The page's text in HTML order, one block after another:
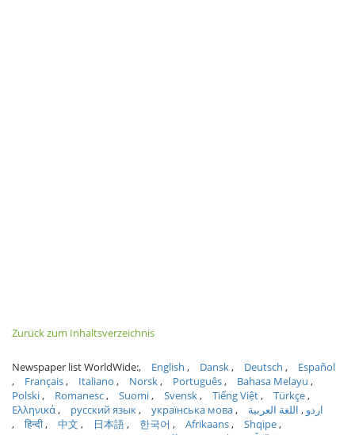
Zurück zum Inhaltsverzeichnis
Newspaper list WorldWide: English Dansk Deutsch
Español
Français
Italiano Norsk Português
Bahasa Melayu
Polski
Romanesc Suomi Svensk Tiếng Việt
Türkçe
Ελληνικά
русский язык українська мова اردو
اللغة العربية
हिन्दी
中文 日本語 한국어 Afrikaans
Shqipe